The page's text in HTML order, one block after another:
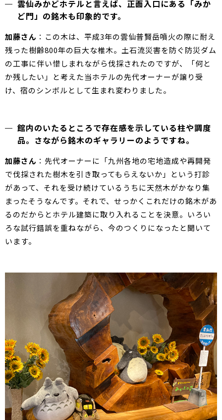
雲仙みかどホテルと言えば、正面入口にある「みか
ど門」の銘木も印象的です。
加藤さん ：この木は、平成3年の雲仙普賢岳噴火の際に耐え
残った樹齢800年の巨大な椎木。土石流災害を防ぐ防災ダム
の工事に伴い惜しまれながら伐採されたのですが、「何と
か残したい」と考えた当ホテルの先代オーナーが譲り受
け、宿のシンボルとして生まれ変わりました。
館内のいたるところで存在感を示している柱や調度
品。さながら銘木のギャラリーのようですね。
加藤さん ：先代オーナーに「九州各地の宅地造成や再開発
で伐採された樹木を引き取ってもらえないか」という打診
があって、それを受け続けているうちに天然木がかなり集
まったそうなんです。それで、せっかくこれだけの銘木があ
るのだからとホテル建築に取り入れることを決意。いろい
ろな試行錯誤を重ねながら、今のつくりになったと聞いて
います。